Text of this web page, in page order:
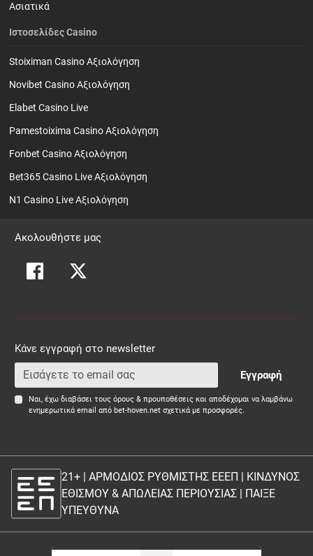
Ασιατικά
Ιστοσελίδες Casino
Stoiximan Casino Αξιολόγηση
Novibet Casino Αξιολόγηση
Elabet Casino Live
Pamestoixima Casino Αξιολόγηση
Fonbet Casino Αξιολόγηση
Bet365 Casino Live Αξιολόγηση
N1 Casino Live Αξιολόγηση
Ακολουθήστε μας
Κάνε εγγραφή στο newsletter
Εγγραφή
Ναι, έχω διαβάσει τους όρους & προυποθέσεις και αποδέχομαι να λαμβάνω
ενημερωτικά email από bet-hoven.net σχετικά με προσφορές.
21+ | ΑΡΜΟΔΙΟΣ ΡΥΘΜΙΣΤΗΣ ΕΕΕΠ | ΚΙΝΔΥΝΟΣ
ΕΘΙΣΜΟΥ & ΑΠΩΛΕΙΑΣ ΠΕΡΙΟΥΣΙΑΣ | ΠΑΙΞΕ
ΥΠΕΥΘΥΝΑ